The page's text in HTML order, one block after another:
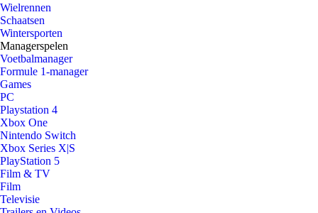
Wielrennen
Schaatsen
Wintersporten
Managerspelen
Voetbalmanager
Formule 1-manager
Games
PC
Playstation 4
Xbox One
Nintendo Switch
Xbox Series X|S
PlayStation 5
Film & TV
Film
Televisie